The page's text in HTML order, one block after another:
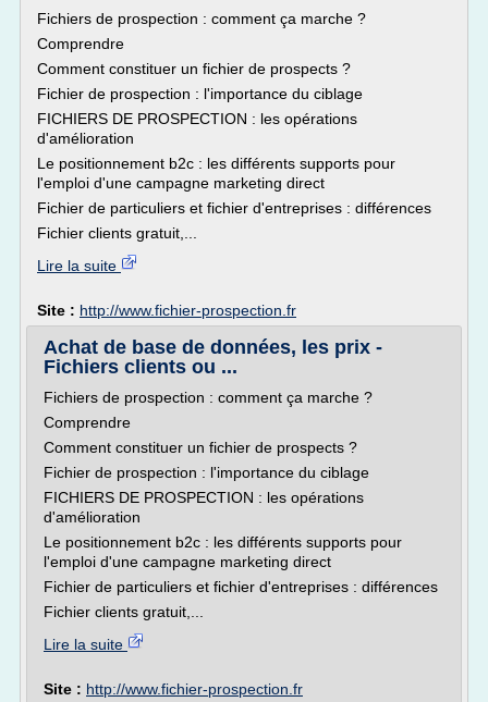
Fichiers de prospection : comment ça marche ?
Comprendre
Comment constituer un fichier de prospects ?
Fichier de prospection : l'importance du ciblage
FICHIERS DE PROSPECTION : les opérations
d'amélioration
Le positionnement b2c : les différents supports pour
l'emploi d'une campagne marketing direct
Fichier de particuliers et fichier d'entreprises : différences
Fichier clients gratuit,...
Lire la suite
Site : http://www.fichier-prospection.fr
Achat de base de données, les prix -
Fichiers clients ou ...
Fichiers de prospection : comment ça marche ?
Comprendre
Comment constituer un fichier de prospects ?
Fichier de prospection : l'importance du ciblage
FICHIERS DE PROSPECTION : les opérations
d'amélioration
Le positionnement b2c : les différents supports pour
l'emploi d'une campagne marketing direct
Fichier de particuliers et fichier d'entreprises : différences
Fichier clients gratuit,...
Lire la suite
Site : http://www.fichier-prospection.fr